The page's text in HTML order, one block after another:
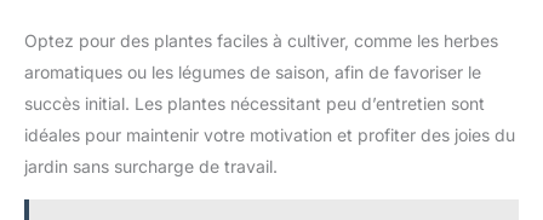
l'élagage. Sac de jardinage supplémentaire : La plus grande
jardinage est le stockage, mais pour cette considération, les
outils de jardinage Grenebo pour le jardinage sont livrés avec
un sac de stockage robuste, est un design floral avec un style
vintage, ajoute une beauté supplémentaire à votre jardin. De
plus, il y a un trou spécial sur chaque manche d'outil pour les
suspendre pendant la saison morte ou après utilisation. Des
Optez pour des plantes faciles à cultiver, comme les herbes
aromatiques ou les légumes de saison, afin de favoriser le
succès initial. Les plantes nécessitant peu d’entretien sont
idéales pour maintenir votre motivation et profiter des joies du
jardin sans surcharge de travail.